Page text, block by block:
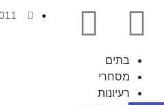
בתים
מסחרי
רעיונות